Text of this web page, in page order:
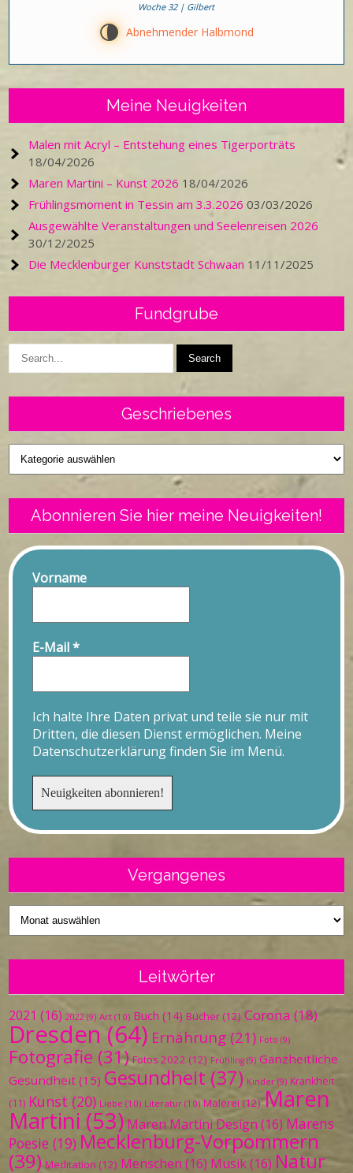
Woche 32 | Gilbert
U Abnehmender Halbmond
Meine Neuigkeiten
Malen mit Acryl – Entstehung eines Tigerporträts
18/04/2026
Maren Martini – Kunst 2026 18/04/2026
Frühlingsmoment in Tessin am 3.3.2026 03/03/2026
Ausgewählte Veranstaltungen und Seelenreisen 2026
30/12/2025
Die Mecklenburger Kunststadt Schwaan 11/11/2025
Fundgrube
Geschriebenes
Geschriebenes
Abonnieren Sie hier meine Neuigkeiten!
Vorname
E-Mail*
Ich halte Ihre Daten privat und teile sie nur mit
Dritten, die diesen Dienst ermöglichen. Meine
Datenschutzerklärung finden Sie im Menü.
Vergangenes
Vergangenes
Leitwörter
2021 (16) 2022 (9) Art (10) Buch (14) Bücher (12) Corona (18)
Dresden (64) Ernährung (21) Foto (9)
Fotografie (31) Fotos 2022 (12) Frühling (9) Ganzheitliche
Gesundheit (15) Gesundheit (37) Kinder (9) Krankheit
(11) Kunst (20) Liebe (10) Literatur (10) Malerei (12) Maren
Martini (53) Maren Martini Design (16) Marens
Poesie (19) Mecklenburg-Vorpommern
(39) Meditation (12) Menschen (16) Musik(16) Natur